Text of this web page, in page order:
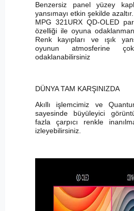
Benzersiz panel yüzey
yansımayı etkin şekilde azaltır.
MPG 321URX QD-OLED
özelliği ile oyuna
Renk kayıpları ve ışık
oyunun atmosferine
odaklanabilirsiniz
DÜNYA TAM KARŞINIZDA
Akıllı işlemcimiz ve
sayesinde büyüleyici
fazla çarpıcı renkle
izleyebilirsiniz.